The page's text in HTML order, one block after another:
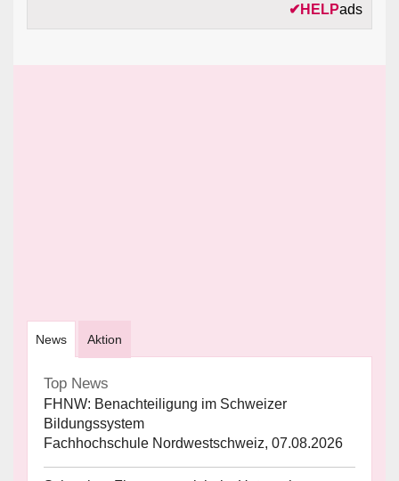
✔ HELPads
News Aktion
Top News
FHNW: Benachteiligung im Schweizer
Bildungssystem
Fachhochschule Nordwestschweiz, 07.08.2026